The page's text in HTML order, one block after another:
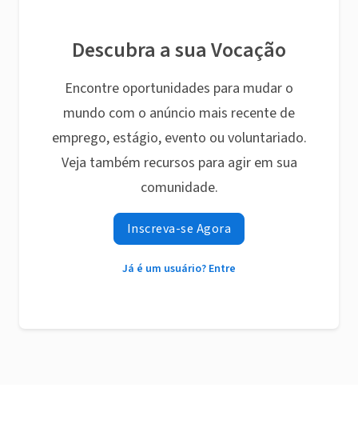
Descubra a sua Vocação
Encontre oportunidades para mudar o
mundo com o anúncio mais recente de
emprego, estágio, evento ou voluntariado.
Veja também recursos para agir em sua
comunidade.
Inscreva-se Agora
Já é um usuário? Entre